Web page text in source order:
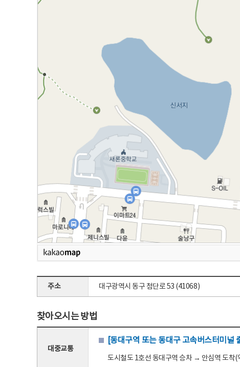
주소 대구광역시 동구 첨단로 53 (41068)
찾아오시는 방법
대중교통
[동대구역 또는 동대구 고속버스터미널
도시철도 1호선 동대구역 승차 → 안심역 도착